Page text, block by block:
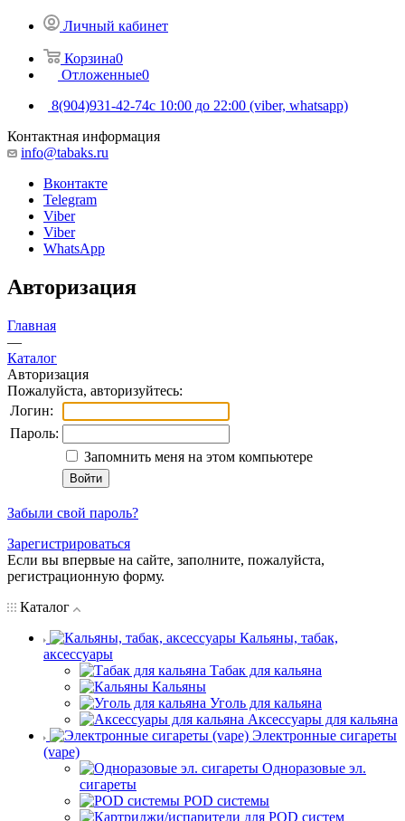
Личный кабинет
Корзина0
Отложенные0
8(904)931-42-74с 10:00 до 22:00 (viber, whatsapp)
Контактная информация
info@tabaks.ru
Вконтакте
Telegram
Viber
Viber
WhatsApp
Авторизация
Главная
—
Каталог
Авторизация
Пожалуйста, авторизуйтесь:
Логин:
Пароль:
Запомнить меня на этом компьютере
Забыли свой пароль?
Зарегистрироваться
Если вы впервые на сайте, заполните, пожалуйста,
регистрационную форму.
Каталог
Кальяны, табак,
аксессуары
Табак для кальяна
Кальяны
Уголь для кальяна
Аксессуары для кальяна
Электронные сигареты
(vape)
Одноразовые эл.
сигареты
POD системы